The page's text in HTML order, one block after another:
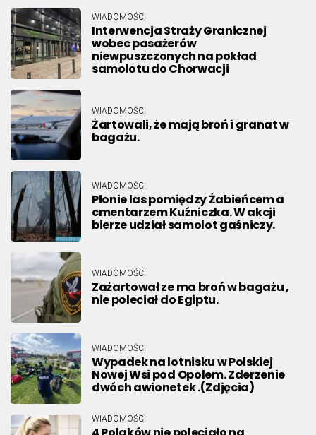
WIADOMOŚCI
Interwencja Straży Granicznej
wobec pasażerów
niewpuszczonych na pokład
samolotu do Chorwacji
WIADOMOŚCI
Żartowali, że mają broń i granat w
bagażu.
WIADOMOŚCI
Płonie las pomiędzy Żabieńcem a
cmentarzem Kuźniczka. W akcji
bierze udział samolot gaśniczy.
WIADOMOŚCI
Zażartował ze ma broń w bagażu ,
nie poleciał do Egiptu.
WIADOMOŚCI
Wypadek na lotnisku w Polskiej
Nowej Wsi pod Opolem. Zderzenie
dwóch awionetek .(Zdjęcia)
WIADOMOŚCI